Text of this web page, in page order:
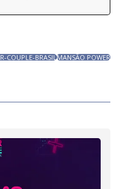
COUPLE-BRASILMANSÃO POWER